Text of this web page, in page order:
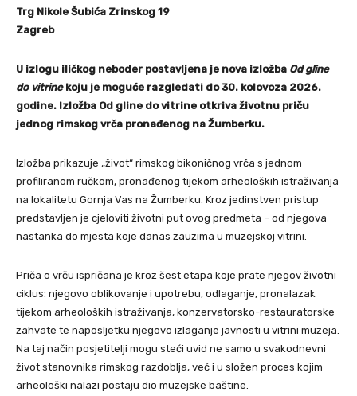
Trg Nikole Šubića Zrinskog 19
Zagreb
U izlogu iličkog neboder postavljena je nova izložba Od gline
do vitrine koju je moguće razgledati do 30. kolovoza 2026.
godine. Izložba Od gline do vitrine otkriva životnu priču
jednog rimskog vrča pronađenog na Žumberku.
Izložba prikazuje „život“ rimskog bikoničnog vrča s jednom
profiliranom ručkom, pronađenog tijekom arheoloških istraživanja
na lokalitetu Gornja Vas na Žumberku. Kroz jedinstven pristup
predstavljen je cjeloviti životni put ovog predmeta – od njegova
nastanka do mjesta koje danas zauzima u muzejskoj vitrini.
Priča o vrču ispričana je kroz šest etapa koje prate njegov životni
ciklus: njegovo oblikovanje i upotrebu, odlaganje, pronalazak
tijekom arheoloških istraživanja, konzervatorsko-restauratorske
zahvate te naposljetku njegovo izlaganje javnosti u vitrini muzeja.
Na taj način posjetitelji mogu steći uvid ne samo u svakodnevni
život stanovnika rimskog razdoblja, već i u složen proces kojim
arheološki nalazi postaju dio muzejske baštine.